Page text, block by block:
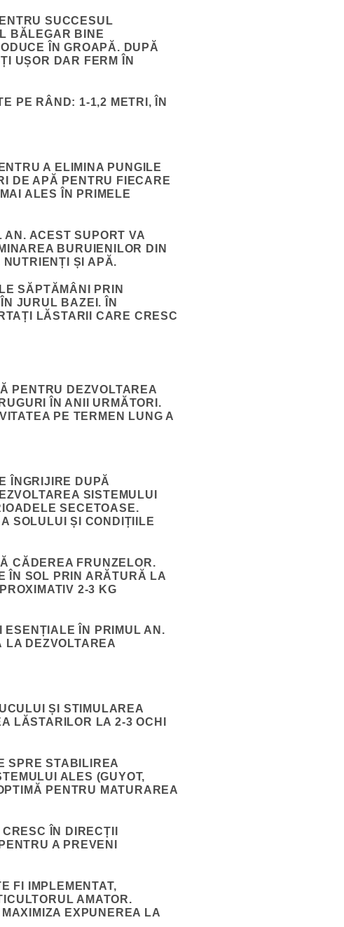
SUCCESUL
BĂLEGAR BINE
ÎN GROAPĂ. DUPĂ
UȘOR DAR FERM ÎN
PE RÂND: 1-1,2 METRI, ÎN
A ELIMINA PUNGILE
DE APĂ PENTRU FIECARE
ALES ÎN PRIMELE
AN. ACEST SUPORT VA
BURUIENILOR DIN
ȘI APĂ.
SĂPTĂMÂNI PRIN
JURUL BAZEI. ÎN
LĂSTARII CARE CRESC
PENTRU DEZVOLTAREA
ÎN ANII URMĂTORI.
PE TERMEN LUNG A
ÎNGRIJIRE DUPĂ
SISTEMULUI
SECETOASE.
SOLULUI ȘI CONDIȚIILE
CĂDEREA FRUNZELOR.
ÎN SOL PRIN ARĂTURĂ LA
2-3 KG
ESENȚIALE ÎN PRIMUL AN.
LA DEZVOLTAREA
ȘI STIMULAREA
LĂSTARILOR LA 2-3 OCHI
SPRE STABILIREA
ALES (GUYOT,
PENTRU MATURAREA
ÎN DIRECȚII
A PREVENI
FI IMPLEMENTAT,
AMATOR.
EXPUNEREA LA